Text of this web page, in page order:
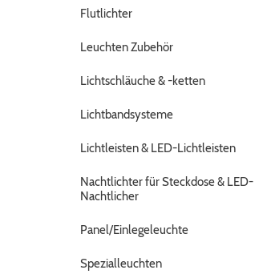
Flutlichter
Leuchten Zubehör
Lichtschläuche & -ketten
Lichtbandsysteme
Lichtleisten & LED-Lichtleisten
Nachtlichter für Steckdose & LED-
Nachtlicher
Panel/Einlegeleuchte
Spezialleuchten